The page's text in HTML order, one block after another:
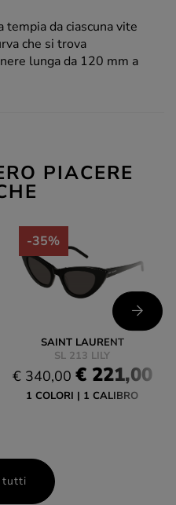
tempia da ciascuna vite
che si trova
lunga da 120 mm a
PIACERE
-35%
SAINT LAURENT
SL 213 LILY
€ 340,00 € 221,00
1 COLORI 1 CALIBRO
tutti